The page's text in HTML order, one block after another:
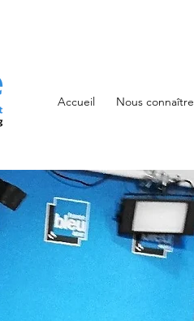
Accueil Nous connaître